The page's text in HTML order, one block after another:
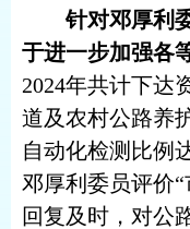
针对邓厚利
于进一步加强各
2024年共计下达
道及农村公路养
自动化检测比例
邓厚利委员评价“
回复及时，对公